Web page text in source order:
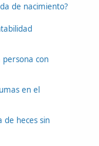
de nacimiento?
con
en el
de heces sin